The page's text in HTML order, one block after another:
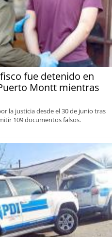
fue detenido en
Montt mientras
la justicia desde el 30 de junio tras
109 documentos falsos.